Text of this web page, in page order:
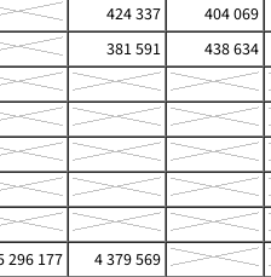
424 337 404 069
381 591 438 634
296 177
4 379 569